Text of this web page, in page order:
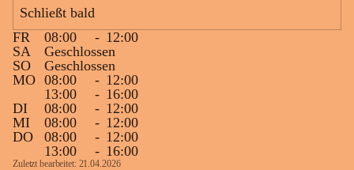
vorsortiert in die Bücherzelle eingeräumt
werden können.
Gleichzeitig möchten wir uns bei all Jenen
sehr herzlich bedanken, die bereits viele
tolle Bücher spendiert haben.
Schließt bald
FR
08:00 - 12:00
SA
Geschlossen
SO
Geschlossen
MO 08:00 - 12:00
13:00
- 16:00
DI
08:00 - 12:00
MI
08:00 - 12:00
DO
08:00 - 12:00
13:00
- 16:00
Zuletzt bearbeitet: 21.04.2026